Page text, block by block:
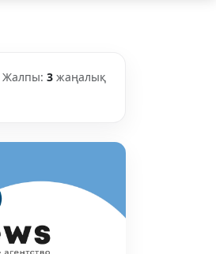
Жалпы: 3 жаңалық